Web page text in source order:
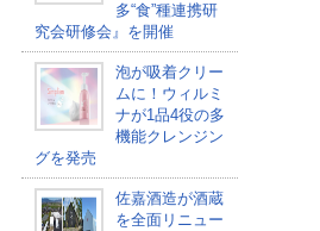
多“食”種連携研
究会研修会』を開催
泡が吸着クリー
ムに！ウィルミ
ナが1品4役の多
機能クレンジン
グを発売
佐嘉酒造が酒蔵
を全面リニュー